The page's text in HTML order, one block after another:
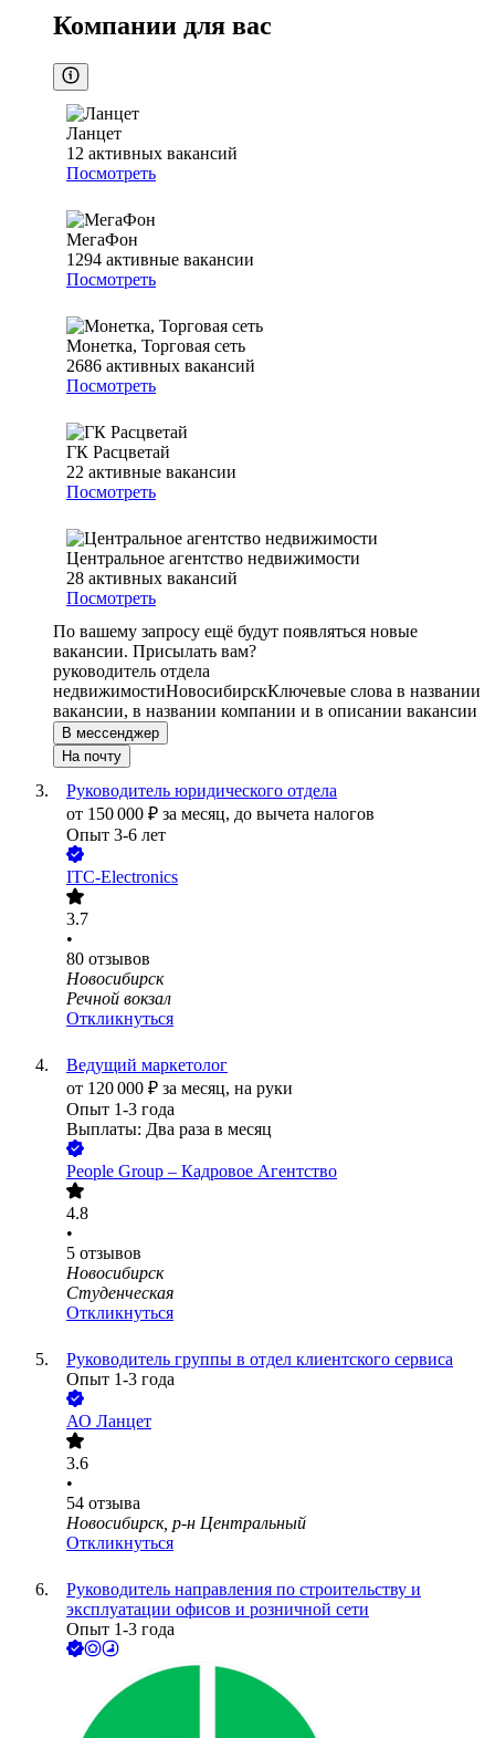
Компании для вас
Ланцет
12 активных вакансий
Посмотреть
МегаФон
1294 активные вакансии
Посмотреть
Монетка, Торговая сеть
2686 активных вакансий
Посмотреть
ГК Расцветай
22 активные вакансии
Посмотреть
Центральное агентство недвижимости
28 активных вакансий
Посмотреть
По вашему запросу ещё будут появляться новые
вакансии. Присылать вам?
руководитель отдела
недвижимостиНовосибирскКлючевые слова в названии
вакансии, в названии компании и в описании вакансии
В мессенджер
На почту
Руководитель юридического отдела
от 150 000 ₽ за месяц, до вычета налогов
Опыт 3-6 лет
ITC-Electronics
3.7
•
80 отзывов
Новосибирск
Речной вокзал
Откликнуться
Ведущий маркетолог
от 120 000 ₽ за месяц, на руки
Опыт 1-3 года
Выплаты: Два раза в месяц
People Group – Кадровое Агентство
4.8
•
5 отзывов
Новосибирск
Студенческая
Откликнуться
Руководитель группы в отдел клиентского сервиса
Опыт 1-3 года
АО Ланцет
3.6
•
54 отзыва
Новосибирск, р-н Центральный
Откликнуться
Руководитель направления по строительству и
эксплуатации офисов и розничной сети
Опыт 1-3 года